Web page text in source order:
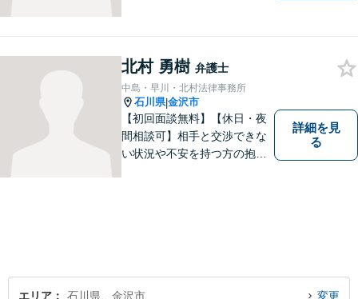
北村 勇樹 弁護士
中島・早川・北村法律事務所
石川県|金沢市
【初回面談無料】【休日・夜
間相談可】相手と交渉できな
い状況や不安を持つ方の抱え
ません。
詳細を見
る
エリア 石川県、金沢市 変更